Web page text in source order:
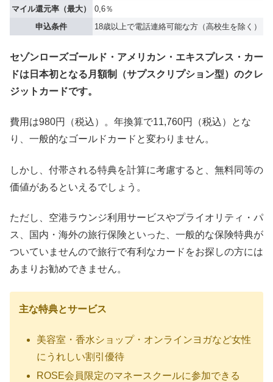
マイル還元率（最大）
0,6％
申込条件
18歳以上で電話連絡可能な方（高校生を除く）
セゾンローズゴールド・アメリカン・エキスプレス・カー
ドは日本初となる月額制（サプスクリプション型）のクレ
ジットカードです。
費用は980円（税込）。年換算で11,760円（税込）とな
り、一般的なゴールドカードと変わりません。
しかし、付帯される特典を計算に考慮すると、無料同等の
価値があるといえるでしょう。
ただし、空港ラウンジ利用サービスやプライオリティ・パ
ス、国内・海外の旅行保険といった
、一般的な保険特典が
ついていませんので旅行で有利なカードをお探しの方には
あまりお勧めできません。
主な特典とサービス
美容室・香水ショップ・オンラインヨガなど女性
にうれしい割引優待
ROSE会員限定のマネースクールに参加できる